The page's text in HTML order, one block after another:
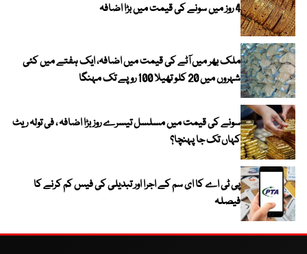
4 روز میں سونے کی قیمت میں بڑا اضافہ
ملک بھر میں آٹے کی قیمت میں اضافہ، ایک ہفتے میں کئی
شہروں میں 20 کلو تھیلا 100 روپے تک مہنگا
سونے کی قیمت میں مسلسل تیسرے روز بڑا اضافہ ، فی تولہ ریٹ
کہاں تک جا پہنچا؟
پی ٹی اے کا ای سم کے اجرا اور تبدیلی کی فیس کم کرنے کا
فیصلہ